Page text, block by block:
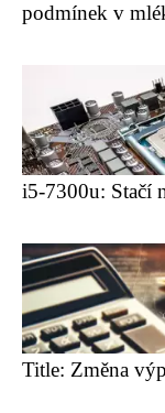
podmínek v
i5-7300u: Stačí
Title: Změna